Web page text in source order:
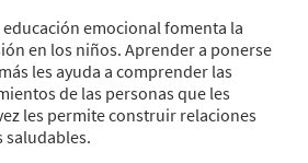
educación emocional fomenta la
en los niños. Aprender a ponerse
les ayuda a comprender las
de las personas que les
les permite construir relaciones
saludables.